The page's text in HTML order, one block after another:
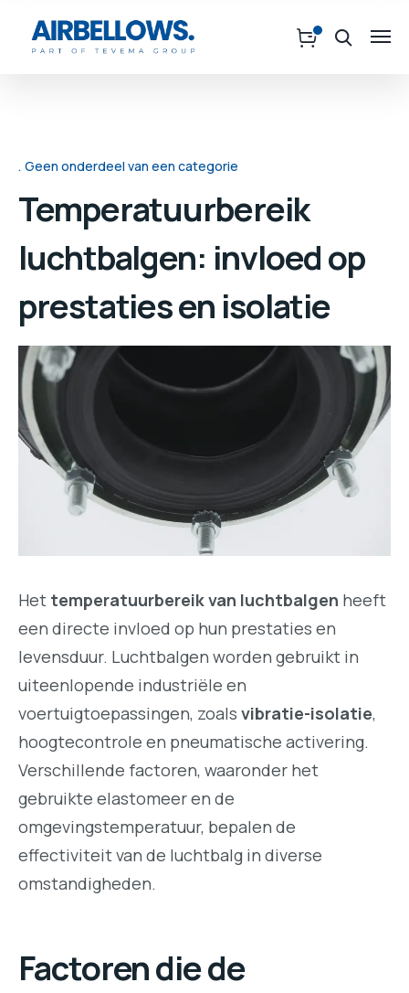
Geen onderdeel van een categorie
Temperatuurbereik
luchtbalgen: invloed op
prestaties en isolatie
Het temperatuurbereik van luchtbalgen heeft
een directe invloed op hun prestaties en
levensduur. Luchtbalgen worden gebruikt in
uiteenlopende industriële en
voertuigtoepassingen, zoals vibratie-isolatie,
hoogtecontrole en pneumatische activering.
Verschillende factoren, waaronder het
gebruikte elastomeer en de
omgevingstemperatuur, bepalen de
effectiviteit van de luchtbalg in diverse
omstandigheden.
Factoren die de